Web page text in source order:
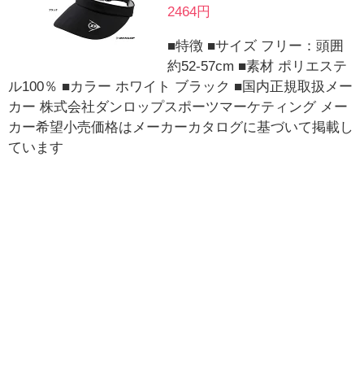
2464円
■特徴 ■サイズ フリー：頭囲
約52-57cm ■素材 ポリエステ
ル100％ ■カラー ホワイト ブラック ■国内正規取扱メー
カー 株式会社ダンロップスポーツマーケティング メー
カー希望小売価格はメーカーカタログに基づいて掲載し
ています